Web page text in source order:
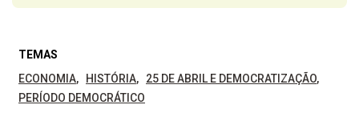
TEMAS
ECONOMIA
HISTÓRIA
25 DE ABRIL E DEMOCRATIZAÇÃO
PERÍODO DEMOCRÁTICO